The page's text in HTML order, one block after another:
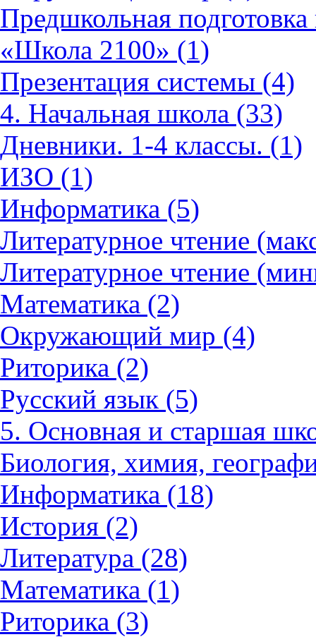
Предшкольная
«Школа 2100» (1)
Презентация системы (4)
4. Начальная школа (33)
Дневники. 1-4 классы. (1)
ИЗО (1)
Информатика (5)
Литературное чтение
Литературное чтение
Математика (2)
Окружающий мир (4)
Риторика (2)
Русский язык (5)
5. Основная и старшая
Биология, химия,
Информатика (18)
История (2)
Литература (28)
Математика (1)
Риторика (3)